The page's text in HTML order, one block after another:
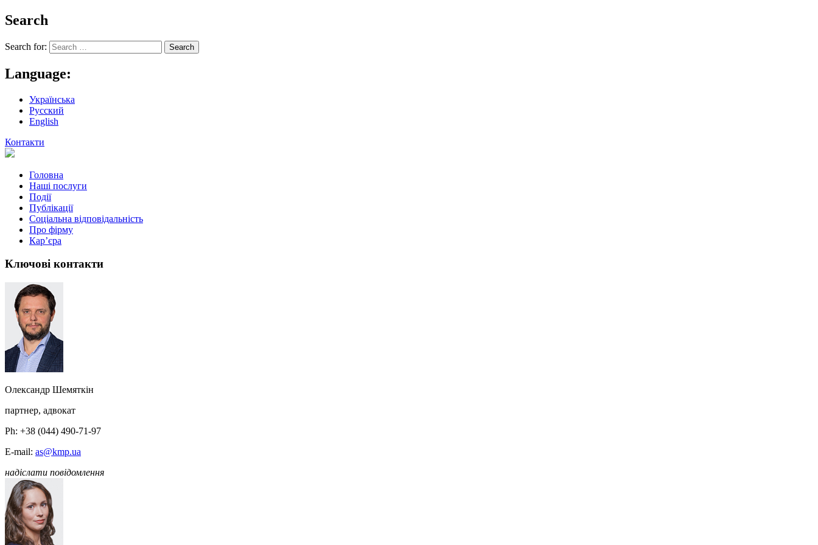
Search
Search for:
Language:
Українська
Русский
English
Контакти
Головна
Наші послуги
Події
Публікації
Соціальна відповідальність
Про фiрму
Кар’єра
Ключові контакти
Олександр Шемяткін
партнер, адвокат
Ph: +38 (044) 490-71-97
E-mail: as@kmp.ua
надіслати повідомлення